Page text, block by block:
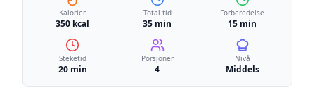
Kalorier
350 kcal
Total tid
35 min
Forberedelse
15 min
Steketid
20 min
Porsjoner
4
Nivå
Middels